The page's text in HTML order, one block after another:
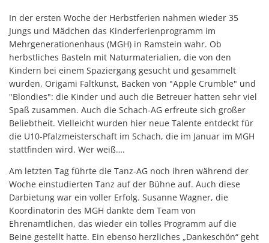
In der ersten Woche der Herbstferien nahmen wieder 35
Jungs und Mädchen das Kinderferienprogramm im
Mehrgenerationenhaus (MGH) in Ramstein wahr. Ob
herbstliches Basteln mit Naturmaterialien, die von den
Kindern bei einem Spaziergang gesucht und gesammelt
wurden, Origami Faltkunst, Backen von "Apple Crumble" und
"Blondies": die Kinder und auch die Betreuer hatten sehr viel
Spaß zusammen. Auch die Schach-AG erfreute sich großer
Beliebtheit. Vielleicht wurden hier neue Talente entdeckt für
die U10-Pfalzmeisterschaft im Schach, die im Januar im MGH
stattfinden wird. Wer weiß….
Am letzten Tag führte die Tanz-AG noch ihren während der
Woche einstudierten Tanz auf der Bühne auf. Auch diese
Darbietung war ein voller Erfolg. Susanne Wagner, die
Koordinatorin des MGH dankte dem Team von
Ehrenamtlichen, das wieder ein tolles Programm auf die
Beine gestellt hatte. Ein ebenso herzliches „Dankeschön“ geht